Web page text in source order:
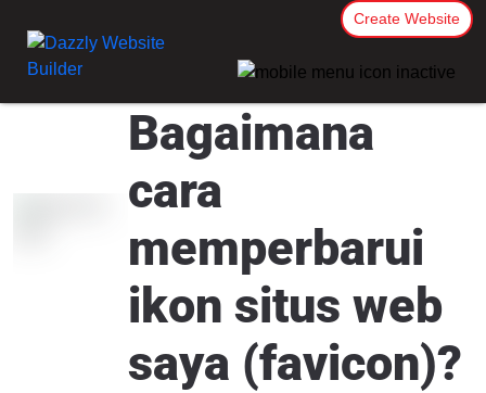
Create Website
Bagaimana
cara
memperbarui
ikon situs web
saya (favicon)?